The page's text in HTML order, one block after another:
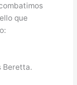
que
Beretta.